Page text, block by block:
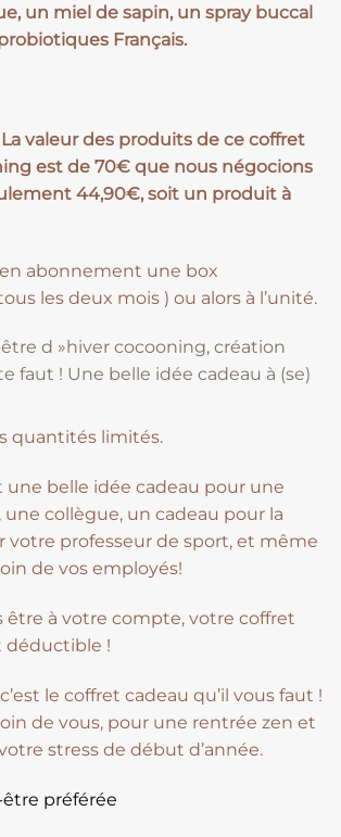
un miel de sapin, un spray buccal
Français.
valeur des produits de ce coffret
est de 70€ que nous négocions
44,90€, soit un produit à
abonnement une box
les deux mois ) ou alors à l’unité.
d »hiver cocooning, création
faut ! Une belle idée cadeau à (se)
quantités limités.
une belle idée cadeau pour une
une collègue, un cadeau pour la
votre professeur de sport, et même
de vos employés!
être à votre compte, votre coffret
déductible !
le coffret cadeau qu’il vous faut !
de vous, pour une rentrée zen et
stress de début d’année.
préférée